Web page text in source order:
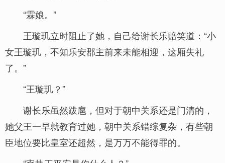
“霖娘。”
王璇玑立时阻止了她，自己给谢长乐赔笑道：“小
女王璇玑，不知乐安郡主前来未能相迎，这厢失礼
了。”
“王璇玑？”
谢长乐虽然跋扈，但对于朝中关系还是门清的，
她父王一早就教育过她，朝中关系错综复杂，有些朝
臣地位要比皇室还超然，是万万不能得罪的。